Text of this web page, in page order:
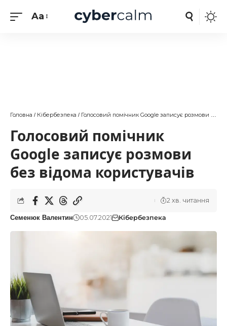
Aa
Головна / Кібербезпека / Голосовий помічник Google записує розмови без відома користувачів
Голосовий помічник
Google записує розмови
без відома користувачів
Семенюк Валентин 05.07.2021 Кібербезпека
2 хв. читання